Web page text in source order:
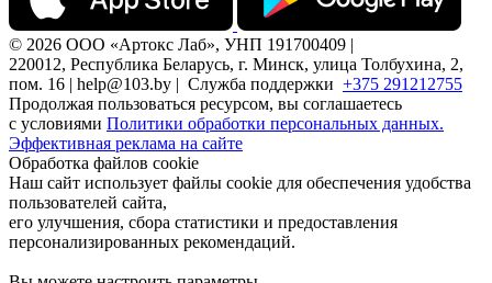
© 2026 ООО «Артокс Лаб», УНП 191700409 |
220012, Республика Беларусь, г. Минск, улица Толбухина, 2,
пом. 16 | help@103.by | Служба поддержки +375 291212755
Продолжая пользоваться ресурсом, вы соглашаетесь
с условиями Политики обработки персональных данных.
Эффективная реклама на сайте
Обработка файлов cookie
Наш сайт использует файлы cookie для обеспечения удобства
пользователей сайта,
его улучшения, сбора статистики и предоставления
персонализированных рекомендаций.